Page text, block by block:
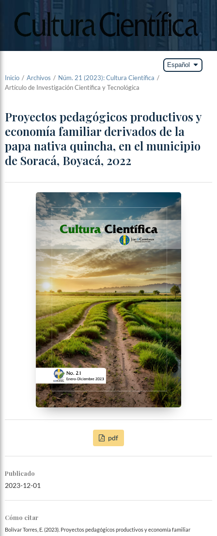
Español arrow_drop_down
Inicio / Archivos / Núm. 21 (2023): Cultura Científica /
Artículo de Investigación Científica y Tecnológica
Proyectos pedagógicos productivos y
economía familiar derivados de la
papa nativa quincha, en el municipio
de Soracá, Boyacá, 2022
pdf
Publicado
2023-12-01
Cómo citar
Bolívar Torres, E. (2023). Proyectos pedagógicos productivos y economía familiar